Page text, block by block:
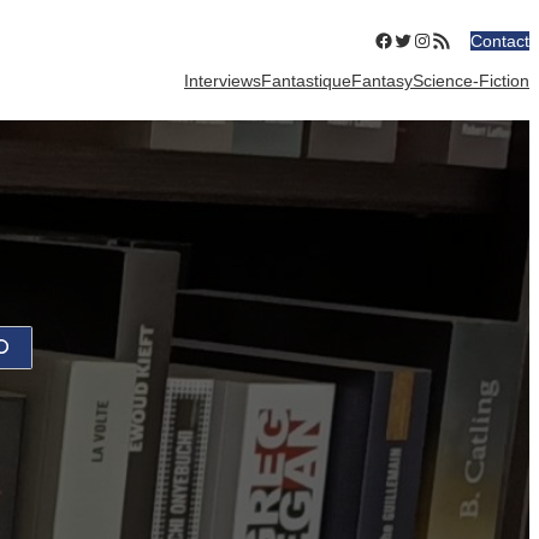
Facebook
Twitter
Instagram
Flux RSSContact
InterviewsFantastiqueFantasyScience-Fiction